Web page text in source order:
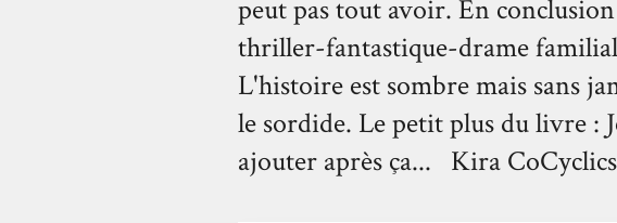
peut pas tout avoir. En
thriller-fantastique-drame
L'histoire est sombre mais sans
le sordide. Le petit plus du livre :
ajouter après ça... Kira